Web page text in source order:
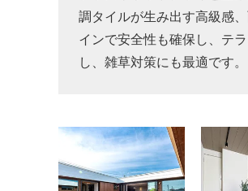
調タイルが生み出す高級感
インで安全性も確保し、テ
し、雑草対策にも最適です。